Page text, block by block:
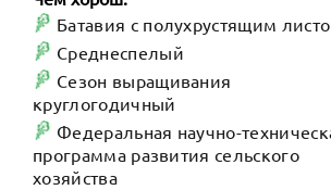
Батавия с полухрустящим
Среднеспелый
Сезон выращивания
круглогодичный
Федеральная научно-
программа развития сельского
хозяйства